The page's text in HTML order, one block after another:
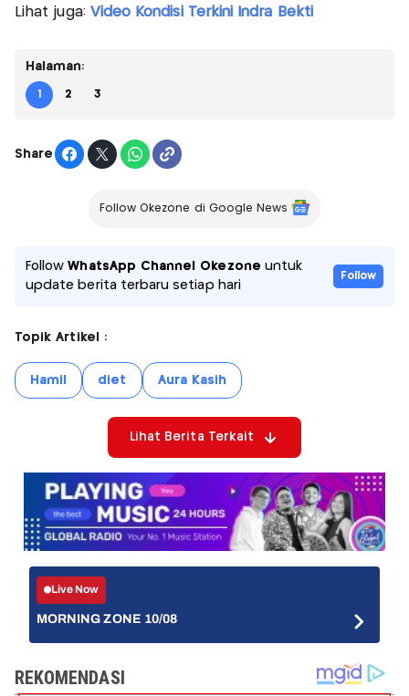
Lihat juga: Video Kondisi Terkini Indra Bekti
Halaman:
1 2 3
Share
Follow Okezone di Google News
FollowWhatsApp Channel Okezone untuk
update berita terbaru setiap hari
Follow
Topik Artikel :
Hamil diet Aura Kasih
Lihat Berita Terkait
Live Now
MORNING ZONE 10/08